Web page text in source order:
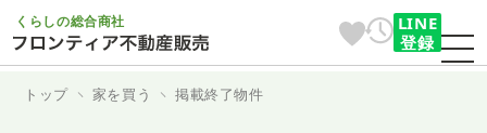
くらしの総合商社
LINE
登録
トップ 家を買う 掲載終了物件